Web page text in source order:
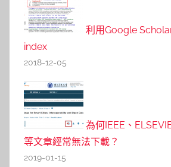
利用Google
index
2018-12-05
為何IEEE、
等文章經常無法下載？
2019-01-15